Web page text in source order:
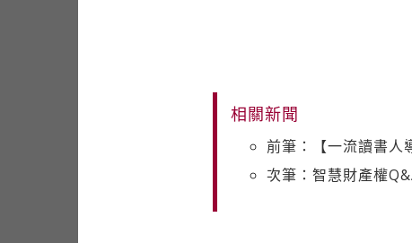
相關新聞
前筆：【一流讀書人
次筆：智慧財產權